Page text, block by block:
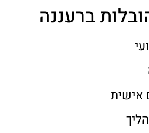
ברעננה
אישית